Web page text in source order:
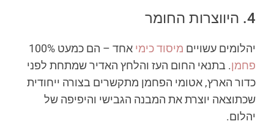
4. היווצרות החומר
יהלומים עשויים מיסוד כימי אחד – הם כמעט 100%
פחמן. בתנאי החום העז והלחץ האדיר שמתחת לפני
כדור הארץ, אטומי הפחמן מתקשרים בצורה ייחודית
שכתוצאה יוצרת את המבנה הגבישי והיפיפה של
יהלום.